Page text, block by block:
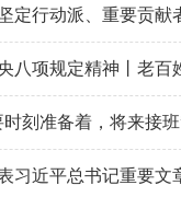
定行动派、重要贡
八项规定精神丨老百
刻准备着，将来接班
习近平总书记重要